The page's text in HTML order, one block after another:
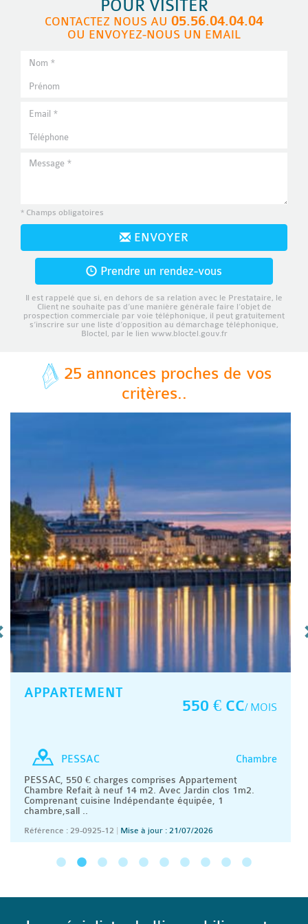
POUR VISITER
CONTACTEZ NOUS AU 05.56.04.04.04
OU ENVOYEZ-NOUS UN EMAIL
* Champs obligatoires
ENVOYER
Prendre un rendez-vous
Il est rappelé que si, en dehors de sa relation avec le Prestataire, le
Client ne souhaite pas d’une manière générale faire l’objet de
prospection commerciale par voie téléphonique, il peut gratuitement
s’inscrire sur une liste d’opposition au démarchage téléphonique,
Bloctel, par le lien www.bloctel.gouv.fr
25 annonces proches de vos
critères..
APPARTEMENT
550 € CC/ MOIS
Chambre
PESSAC
PESSAC, 550 € charges comprises Appartement
Chambre Refait à neuf 14 m2. Avec Jardin clos 1m2.
Comprenant cuisine Indépendante équipée, 1
chambre,sall ..
Référence : 29-0925-12 Mise à jour : 21/07/2026